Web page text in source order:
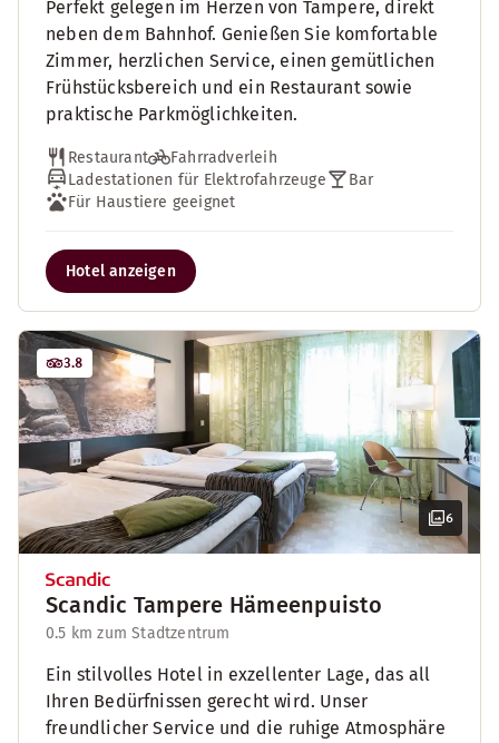
Perfekt gelegen im Herzen von Tampere, direkt
neben dem Bahnhof. Genießen Sie komfortable
Zimmer, herzlichen Service, einen gemütlichen
Frühstücksbereich und ein Restaurant sowie
praktische Parkmöglichkeiten.
Restaurant
Fahrradverleih
Ladestationen für Elektrofahrzeuge
Bar
Für Haustiere geeignet
Hotel anzeigen
6
3.8
Scandic Tampere Hämeenpuisto
0.5 km zum Stadtzentrum
Ein stilvolles Hotel in exzellenter Lage, das all
Ihren Bedürfnissen gerecht wird. Unser
freundlicher Service und die ruhige Atmosphäre